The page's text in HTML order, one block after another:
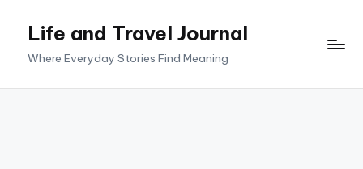
Life and Travel Journal
Where Everyday Stories Find Meaning